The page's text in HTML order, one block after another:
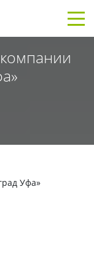
Уфа»